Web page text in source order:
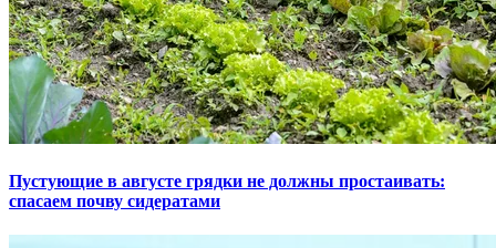
Пустующие в августе грядки не должны простаивать:
спасаем почву сидератами